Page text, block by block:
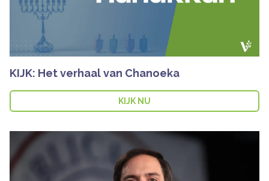
KIJK: Het verhaal van Chanoeka
KIJK NU